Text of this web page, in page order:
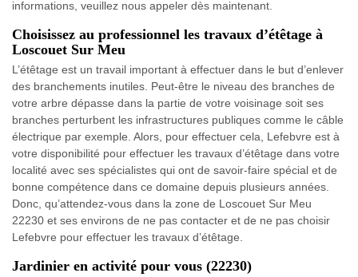
informations, veuillez nous appeler dès maintenant.
Choisissez au professionnel les travaux d’étêtage à
Loscouet Sur Meu
L’étêtage est un travail important à effectuer dans le but d’enlever
des branchements inutiles. Peut-être le niveau des branches de
votre arbre dépasse dans la partie de votre voisinage soit ses
branches perturbent les infrastructures publiques comme le câble
électrique par exemple. Alors, pour effectuer cela, Lefebvre est à
votre disponibilité pour effectuer les travaux d’étêtage dans votre
localité avec ses spécialistes qui ont de savoir-faire spécial et de
bonne compétence dans ce domaine depuis plusieurs années.
Donc, qu’attendez-vous dans la zone de Loscouet Sur Meu
22230 et ses environs de ne pas contacter et de ne pas choisir
Lefebvre pour effectuer les travaux d’étêtage.
Jardinier en activité pour vous (22230)